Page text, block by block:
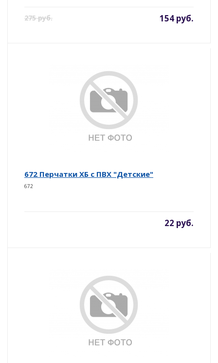
275 руб. 154 руб.
672 Перчатки ХБ с ПВХ "Детские"
672
22 руб.